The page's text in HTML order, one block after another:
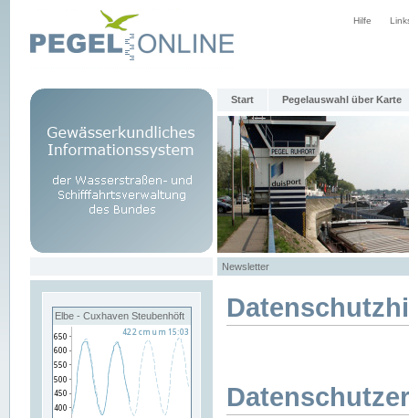
Hilfe
Start Pegelauswahl über Karte
Newsletter
Elbe - Cuxhaven Steubenhöft